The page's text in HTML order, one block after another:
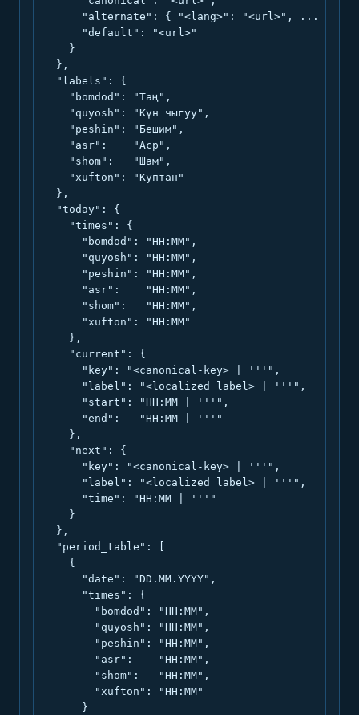
      "alternate": { "<lang>": "<url>", ... },
      "default": "<url>"
    }
  },
  "labels": {
    "bomdod": "Таң",
    "quyosh": "Күн чыгуу",
    "peshin": "Бешим",
    "asr":    "Аср",
    "shom":   "Шам",
    "xufton": "Куптан"
  },
  "today": {
    "times": {
      "bomdod": "HH:MM",
      "quyosh": "HH:MM",
      "peshin": "HH:MM",
      "asr":    "HH:MM",
      "shom":   "HH:MM",
      "xufton": "HH:MM"
    },
    "current": {
      "key": "<canonical-key> | '''",
      "label": "<localized label> | '''",
      "start": "HH:MM | '''",
      "end":   "HH:MM | '''"
    },
    "next": {
      "key": "<canonical-key> | '''",
      "label": "<localized label> | '''",
      "time": "HH:MM | '''"
    }
  },
  "period_table": [
    {
      "date": "DD.MM.YYYY",
      "times": {
        "bomdod": "HH:MM",
        "quyosh": "HH:MM",
        "peshin": "HH:MM",
        "asr":    "HH:MM",
        "shom":   "HH:MM",
        "xufton": "HH:MM"
      }